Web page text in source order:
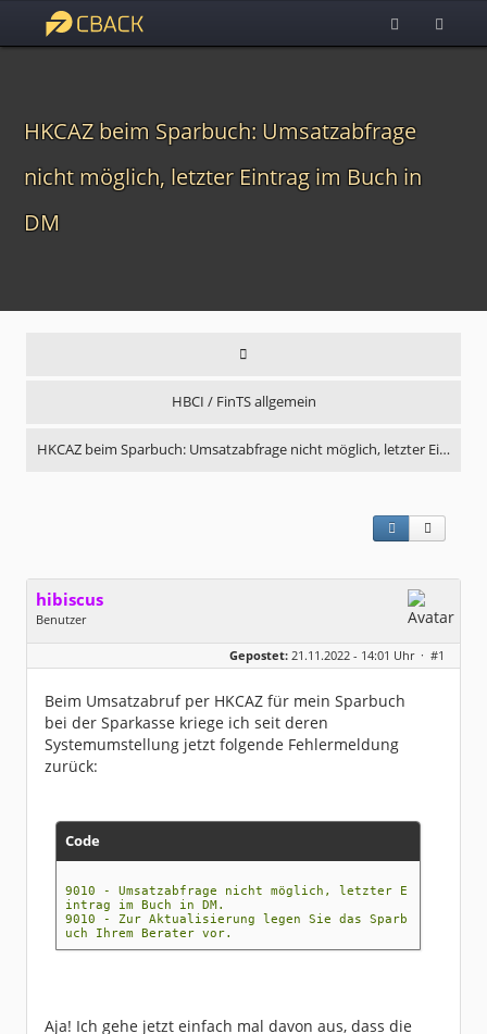
HKCAZ beim Sparbuch: Umsatzabfrage
nicht möglich, letzter Eintrag im Buch in
DM
HBCI / FinTS allgemein
HKCAZ beim Sparbuch: Umsatzabfrage nicht möglich, letzter Ei…
hibiscus
Benutzer
Geschlecht:
keine Angabe
Homepage:
willuhn.de/
Dabei seit:
03 / 2005
Gepostet: 21.11.2022 - 14:01 Uhr · #1
Beim Umsatzabruf per HKCAZ für mein Sparbuch
bei der Sparkasse kriege ich seit deren
Systemumstellung jetzt folgende Fehlermeldung
zurück:
Code
9010 - Umsatzabfrage nicht möglich, letzter E
intrag im Buch in DM.
9010 - Zur Aktualisierung legen Sie das Sparb
uch Ihrem Berater vor.
Aja! Ich gehe jetzt einfach mal davon aus, dass die